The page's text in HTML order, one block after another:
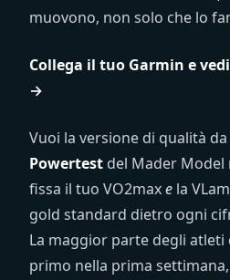
muovono, non solo che lo
Collega il tuo Garmin e
→
Vuoi la versione di qualità
Powertest del Mader
fissa il tuo VO2maxe la
gold standard dietro ogni
La maggior parte degli atleti
primo nella prima